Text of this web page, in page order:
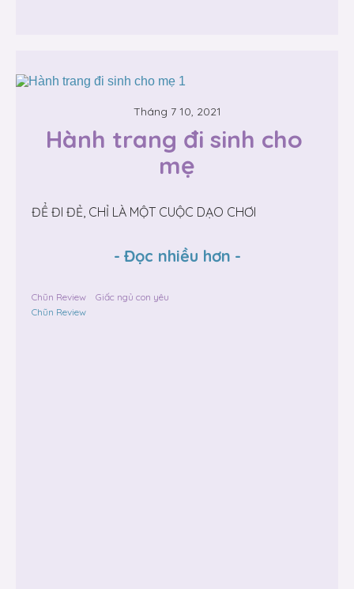
Tháng 7 10, 2021
Hành trang đi sinh cho
mẹ
ĐỂ ĐI ĐẺ, CHỈ LÀ MỘT CUỘC DẠO CHƠI
- Đọc nhiều hơn -
Chũn Review
Giấc ngủ con yêu
Chũn Review